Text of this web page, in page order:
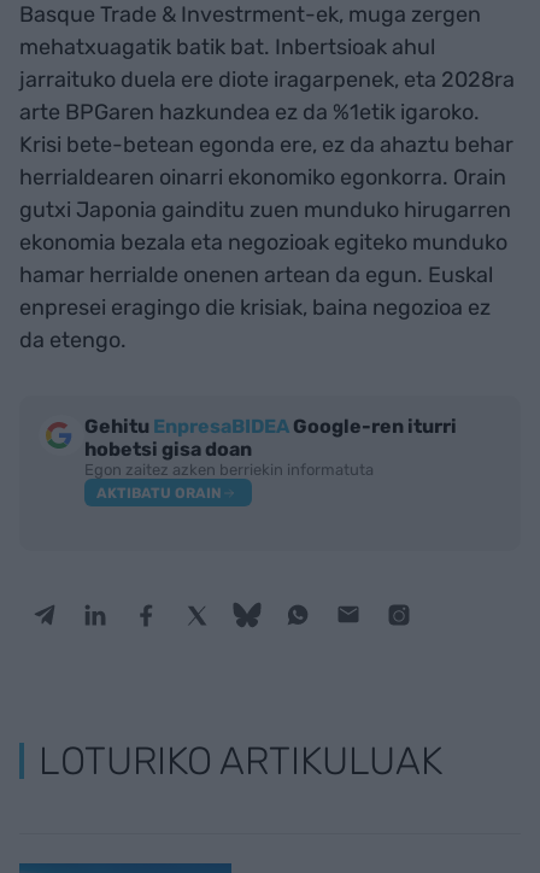
Basque Trade & Investrment-ek, muga zergen
mehatxuagatik batik bat. Inbertsioak ahul
jarraituko duela ere diote iragarpenek, eta 2028ra
arte BPGaren hazkundea ez da %1etik igaroko.
Krisi bete-betean egonda ere, ez da ahaztu behar
herrialdearen oinarri ekonomiko egonkorra. Orain
gutxi Japonia gainditu zuen munduko hirugarren
ekonomia bezala eta negozioak egiteko munduko
hamar herrialde onenen artean da egun. Euskal
enpresei eragingo die krisiak, baina negozioa ez
da etengo.
Gehitu EnpresaBIDEA Google-ren iturri
hobetsi gisa doan
Egon zaitez azken berriekin informatuta
AKTIBATU ORAIN
LOTURIKO ARTIKULUAK